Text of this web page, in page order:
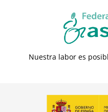
Nuestra labor es